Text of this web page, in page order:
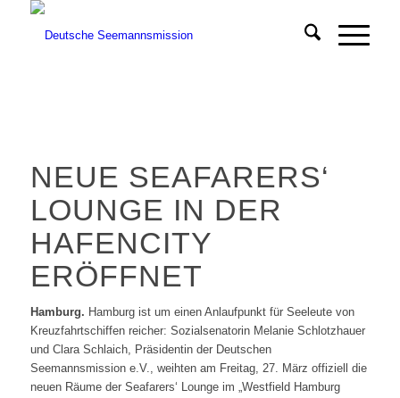
NEUE SEAFARERS‘
LOUNGE IN DER
HAFENCITY
ERÖFFNET
Hamburg. Hamburg ist um einen Anlaufpunkt für Seeleute von
Kreuzfahrtschiffen reicher: Sozialsenatorin Melanie Schlotzhauer
und Clara Schlaich, Präsidentin der Deutschen
Seemannsmission e.V., weihten am Freitag, 27. März offiziell die
neuen Räume der Seafarers‘ Lounge im „Westfield Hamburg